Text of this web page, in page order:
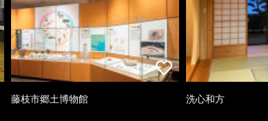
藤枝市郷土博物館 洗心和方